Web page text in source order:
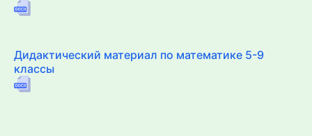
Дидактический материал по математике 5-9
классы